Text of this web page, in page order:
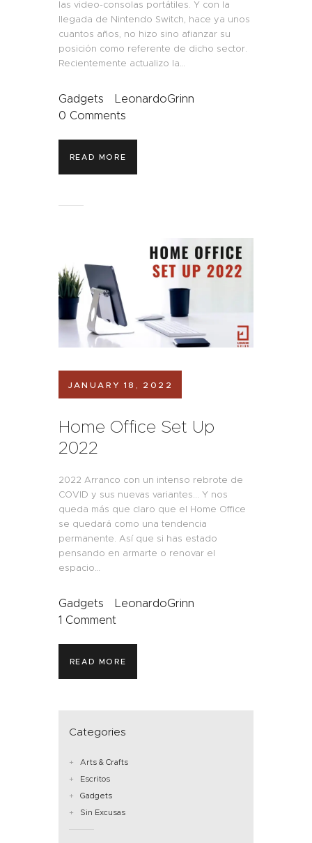
las video-consolas portátiles. Y con la
llegada de Nintendo Switch, hace ya unos
cuantos años, no hizo sino afianzar su
posición como referente de dicho sector.
Recientemente actualizo la…
Gadgets
LeonardoGrinn
0 Comments
READ MORE
JANUARY 18, 2022
Home Office Set Up
2022
2022 Arranco con un intenso rebrote de
COVID y sus nuevas variantes... Y nos
queda más que claro que el Home Office
se quedará como una tendencia
permanente. Así que si has estado
pensando en armarte o renovar el
espacio…
Gadgets
LeonardoGrinn
1 Comment
READ MORE
Categories
Arts & Crafts
Escritos
Gadgets
Sin Excusas